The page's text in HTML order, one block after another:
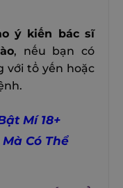
ý kiến bác sĩ
, nếu bạn có
với tổ yến hoặc
Mí 18+
Có Thể